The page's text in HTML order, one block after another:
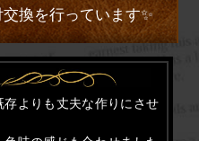
換を行っています✨
よりも丈夫な作りにさせ